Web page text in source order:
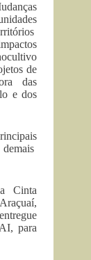
de
das
e dos
Cinta
para